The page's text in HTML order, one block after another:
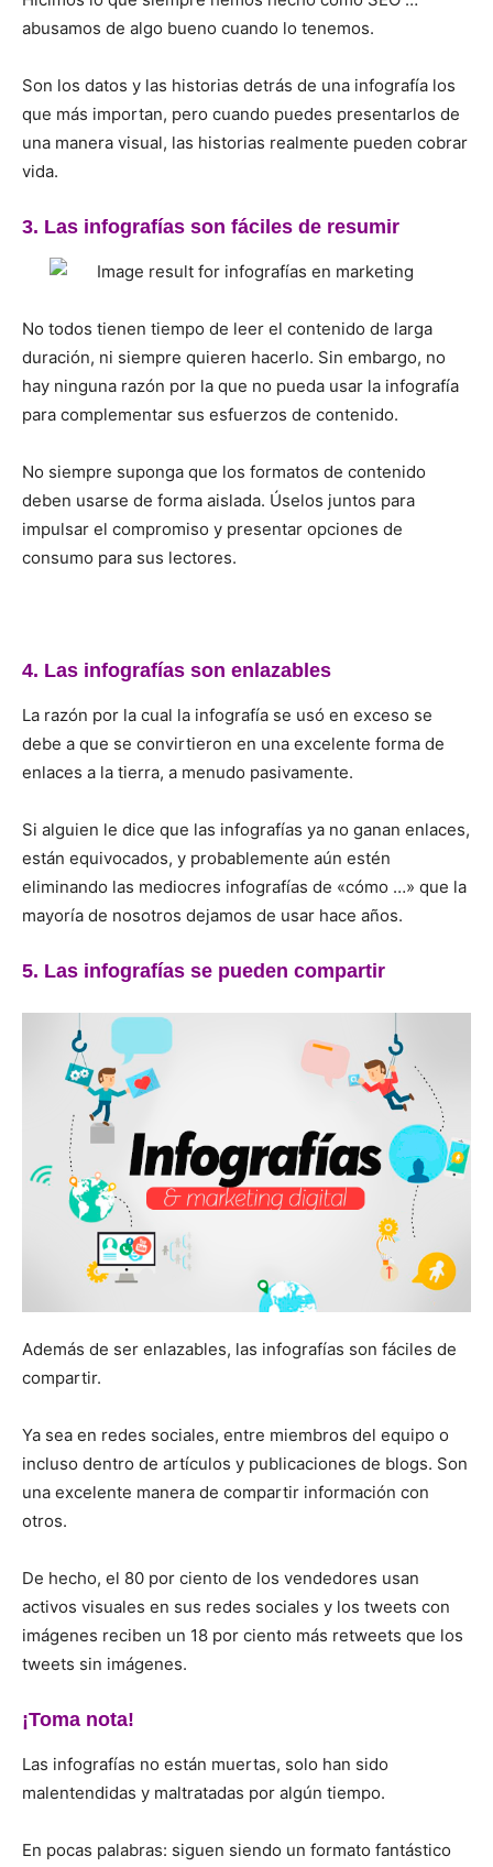
abusamos de algo bueno cuando lo tenemos.
Son los datos y las historias detrás de una infografía los
que más importan, pero cuando puedes presentarlos de
una manera visual, las historias realmente pueden cobrar
vida.
3. Las infografías son fáciles de resumir
No todos tienen tiempo de leer el contenido de larga
duración, ni siempre quieren hacerlo. Sin embargo, no
hay ninguna razón por la que no pueda usar la infografía
para complementar sus esfuerzos de contenido.
No siempre suponga que los formatos de contenido
deben usarse de forma aislada. Úselos juntos para
impulsar el compromiso y presentar opciones de
consumo para sus lectores.
4. Las infografías son enlazables
La razón por la cual la infografía se usó en exceso se
debe a que se convirtieron en una excelente forma de
enlaces a la tierra, a menudo pasivamente.
Si alguien le dice que las infografías ya no ganan enlaces,
están equivocados, y probablemente aún estén
eliminando las mediocres infografías de «cómo …» que la
mayoría de nosotros dejamos de usar hace años.
5. Las infografías se pueden compartir
Además de ser enlazables, las infografías son fáciles de
compartir.
Ya sea en redes sociales, entre miembros del equipo o
incluso dentro de artículos y publicaciones de blogs. Son
una excelente manera de compartir información con
otros.
De hecho, el 80 por ciento de los vendedores usan
activos visuales en sus redes sociales y los tweets con
imágenes reciben un 18 por ciento más retweets que los
tweets sin imágenes.
¡Toma nota!
Las infografías no están muertas, solo han sido
malentendidas y maltratadas por algún tiempo.
En pocas palabras: siguen siendo un formato fantástico